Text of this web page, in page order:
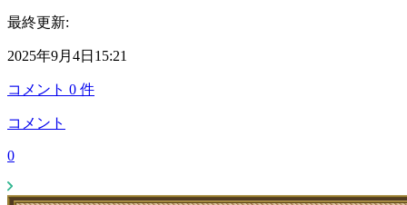
最終更新:
2025年9月4日15:21
コメント 0 件
コメント
0